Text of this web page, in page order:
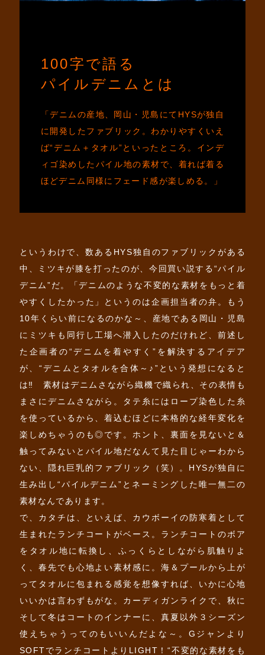
100字で語る
パイルデニムとは
「デニムの産地、岡山・児島にてHYSが独自
に開発したファブリック。わかりやすくいえ
ば“デニム＋タオル”といったところ。インデ
ィゴ染めしたパイル地の素材で、着れば着る
ほどデニム同様にフェード感が楽しめる。」
というわけで、数あるHYS独自のファブリックがある
中、ミツキが膝を打ったのが、今回買い説する“パイル
デニム”だ。「デニムのような不変的な素材をもっと着
やすくしたかった」というのは企画担当者の弁。もう
10年くらい前になるのかな～、産地である岡山・児島
にミツキも同行し工場へ潜入したのだけれど、前述し
た企画者の“デニムを着やすく”を解決するアイデア
が、“デニムとタオルを合体～♪”という発想になると
は‼ 素材はデニムさながら織機で織られ、その表情も
まさにデニムさながら。タテ糸にはロープ染色した糸
を使っているから、着込むほどに本格的な経年変化を
楽しめちゃうのも◎です。ホント、裏面を見ないと＆
触ってみないとパイル地だなんて見た目じゃーわから
ない、隠れ巨乳的ファブリック（笑）。HYSが独自に
生み出し“パイルデニム”とネーミングした唯一無二の
素材なんであります。
で、カタチは、といえば、カウボーイの防寒着として
生まれたランチコートがベース。ランチコートのボア
をタオル地に転換し、ふっくらとしながら肌触りよ
く、春先でも心地よい素材感に。海＆プールから上が
ってタオルに包まれる感覚を想像すれば、いかに心地
いいかは言わずもがな。カーディガンライクで、秋に
そして冬はコートのインナーに、真夏以外３シーズン
使えちゃうってのもいいんだよな～。Gジャンより
SOFTでランチコートよりLIGHT！“不変的な素材をも